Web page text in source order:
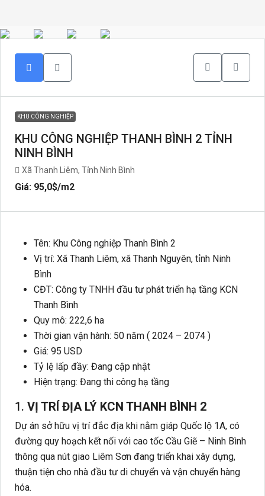
KHU CÔNG NGHIỆP
KHU CÔNG NGHIỆP THANH BÌNH 2 TỈNH
NINH BÌNH
Xã Thanh Liêm, Tỉnh Ninh Bình
Giá: 95,0$/m2
Tên: Khu Công nghiệp Thanh Bình 2
Vị trí: Xã Thanh Liêm, xã Thanh Nguyên, tỉnh Ninh
Bình
CĐT: Công ty TNHH đầu tư phát triển hạ tầng KCN
Thanh Bình
Quy mô: 222,6 ha
Thời gian vận hành: 50 năm ( 2024 – 2074 )
Giá: 95 USD
Tỷ lệ lấp đầy: Đang cập nhật
Hiện trạng: Đang thi công hạ tầng
1. VỊ TRÍ ĐỊA LÝ KCN THANH BÌNH 2
Dự án sở hữu vị trí đắc địa khi nằm giáp Quốc lộ 1A, có
đường quy hoạch kết nối với cao tốc Cầu Giẽ – Ninh Bình
thông qua nút giao Liêm Sơn đang triển khai xây dựng,
thuận tiện cho nhà đầu tư di chuyển và vận chuyển hàng
hóa.